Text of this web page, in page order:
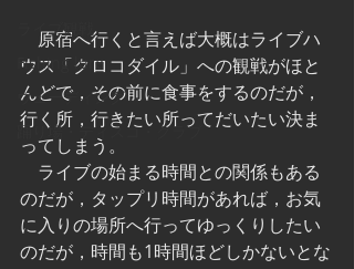
ライブ観戦
Fishing lure
ウェーディング
踊り場・ディスコ・クラブ
原宿へ行くと言えば大概はライブハ
ウス「クロコダイル」への観戦がほと
んどで，その前に食事をするのだが，
行く所，行きたい所ってだいたい決ま
ってしまう。
ライブの始まる時間との関係もある
のだが，タップリ時間があれば，お気
に入りの場所へ行ってゆっくりしたい
のだが，時間も1時間ほどしかないとな